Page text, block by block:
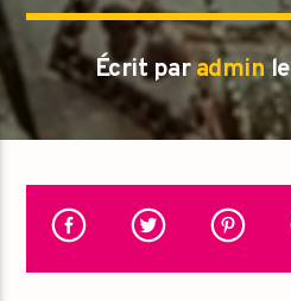
Écrit paradmin